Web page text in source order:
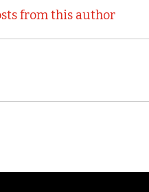
from this author